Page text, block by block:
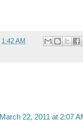
1:42 AM
March 22, 2011 at 2:07